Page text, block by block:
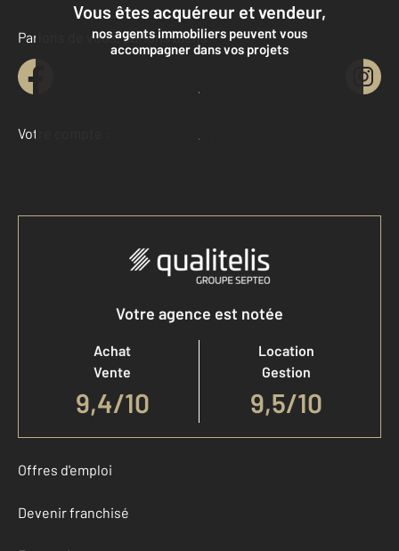
Vous êtes acquéreur et vendeur,
nos agents immobiliers peuvent vous
accompagner dans vos projets
Contacter l’agence
Demander une estimation
Parlons de vous, parlons biens
Votre compte :
Votre agence est notée
Achat
Vente
9,4/10
Location
Gestion
9,5/10
Offres d'emploi
Devenir franchisé